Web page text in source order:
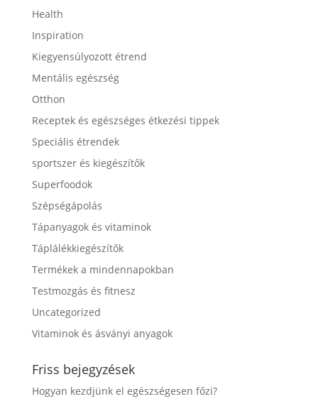
Health
Inspiration
Kiegyensúlyozott étrend
Mentális egészség
Otthon
Receptek és egészséges étkezési tippek
Speciális étrendek
sportszer és kiegészítők
Superfoodok
Szépségápolás
Tápanyagok és vitaminok
Táplálékkiegészítők
Termékek a mindennapokban
Testmozgás és fitnesz
Uncategorized
Vitaminok és ásványi anyagok
Friss bejegyzések
Hogyan kezdjünk el egészségesen főzi?